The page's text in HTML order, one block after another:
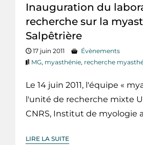
Inauguration du
recherche sur la
Salpêtrière
17 juin 2011
Évènements
MG, myasthénie, recherche
Le 14 juin 2011, l'équipe «
l'unité de recherche mixte
CNRS, Institut de myologie
LIRE LA SUITE